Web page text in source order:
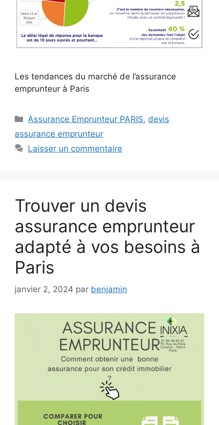
Les tendances du marché de l’assurance
emprunteur à Paris
Catégories
Assurance Emprunteur PARIS, devis
assurance emprunteur
Laisser un commentaire
Trouver un devis
assurance emprunteur
adapté à vos besoins à
Paris
janvier 2, 2024 par benjamin